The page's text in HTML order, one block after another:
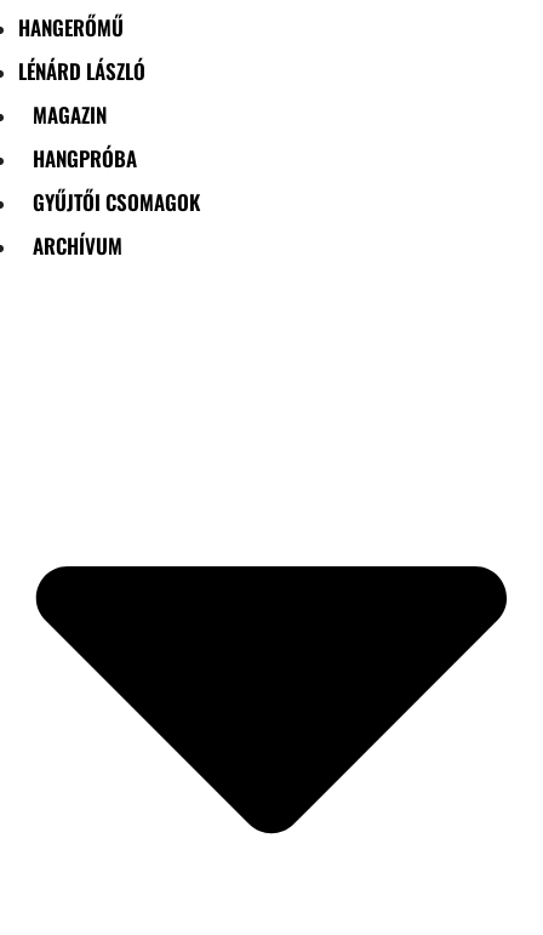
HANGERŐMŰ
LÉNÁRD LÁSZLÓ
MAGAZIN
HANGPRÓBA
GYŰJTŐI CSOMAGOK
ARCHÍVUM